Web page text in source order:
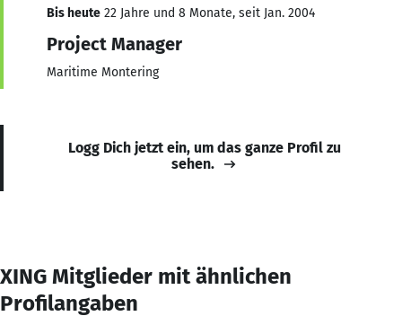
Bis heute 22 Jahre und 8 Monate, seit Jan. 2004
Project Manager
Maritime Montering
Logg Dich jetzt ein, um das ganze Profil zu
sehen.
XING Mitglieder mit ähnlichen
Profilangaben